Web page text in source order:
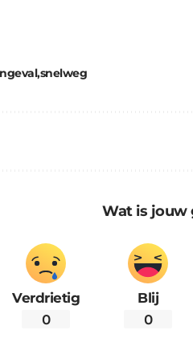
snelweg
Wat is jouw
Verdrietig
0
Blij
0